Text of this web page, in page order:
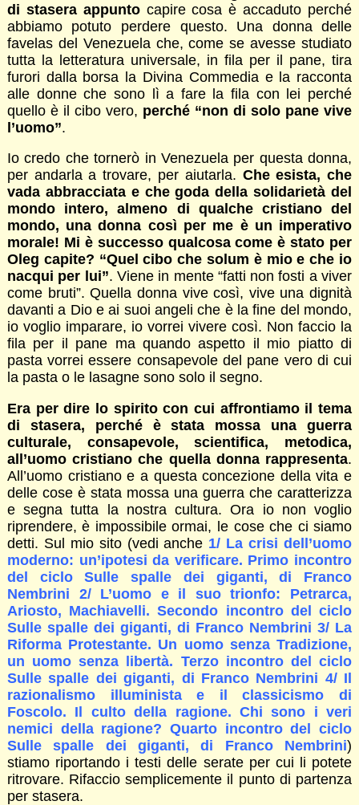
di stasera appuntocapire cosa è accaduto perché
abbiamo potuto perdere questo. Una donna delle
favelas del Venezuela che, come se avesse studiato
tutta la letteratura universale, in fila per il pane, tira
furori dalla borsa la Divina Commedia e la racconta
alle donne che sono lì a fare la fila con lei perché
quello è il cibo vero, perché “non di solo pane vive
l’uomo”.
Io credo che tornerò in Venezuela per questa donna,
per andarla a trovare, per aiutarla. Che esista, che
vada abbracciata e che goda della solidarietà del
mondo intero, almeno di qualche cristiano del
mondo, una donna così per me è un imperativo
morale! Mi è successo qualcosa come è stato per
Oleg capite? “Quel cibo che solum è mio e che io
nacqui per lui”. Viene in mente “fatti non fosti a viver
come bruti”. Quella donna vive così, vive una dignità
davanti a Dio e ai suoi angeli che è la fine del mondo,
io voglio imparare, io vorrei vivere così. Non faccio la
fila per il pane ma quando aspetto il mio piatto di
pasta vorrei essere consapevole del pane vero di cui
la pasta o le lasagne sono solo il segno.
Era per dire lo spirito con cui affrontiamo il tema
di stasera, perché è stata mossa una guerra
culturale, consapevole, scientifica, metodica,
all’uomo cristiano che quella donna rappresenta.
All’uomo cristiano e a questa concezione della vita e
delle cose è stata mossa una guerra che caratterizza
e segna tutta la nostra cultura. Ora io non voglio
riprendere, è impossibile ormai, le cose che ci siamo
detti. Sul mio sito (vedi anche 1/ La crisi dell’uomo
moderno: un’ipotesi da verificare. Primo incontro
del ciclo Sulle spalle dei giganti, di Franco
Nembrini 2/ L’uomo e il suo trionfo: Petrarca,
Ariosto, Machiavelli. Secondo incontro del ciclo
Sulle spalle dei giganti, di Franco Nembrini 3/ La
Riforma Protestante. Un uomo senza Tradizione,
un uomo senza libertà. Terzo incontro del ciclo
Sulle spalle dei giganti, di Franco Nembrini 4/ Il
razionalismo illuminista e il classicismo di
Foscolo. Il culto della ragione. Chi sono i veri
nemici della ragione? Quarto incontro del ciclo
Sulle spalle dei giganti, di Franco Nembrini)
stiamo riportando i testi delle serate per cui li potete
ritrovare. Rifaccio semplicemente il punto di partenza
per stasera.